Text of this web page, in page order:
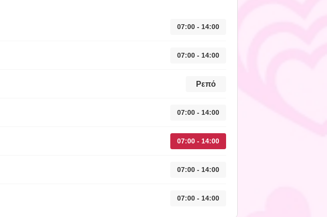
07:00 - 14:00
07:00 - 14:00
Ρεπό
07:00 - 14:00
07:00 - 14:00
07:00 - 14:00
07:00 - 14:00